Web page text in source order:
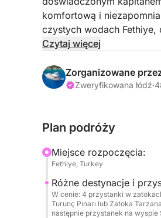
komfortową i
czystych wodach
które czynią to wybrzeże
W ciągu dnia odwiedzimy
morskich i Twoich
SUP (stand up
W ramach tego
Şövalye, która będzie
magiczną atmosferą
tworzą idealne
Czytaj więcej
Zorganizowane
Zweryfikowana łódź·
Plan podróży
Miejsce rozpoczęcia:
Fethiye, Turkey
Różne destynacje i
W cenie: 4 przystanki w
Turunç Pınarı lub Zatoka
następnie przystanek na wyspie